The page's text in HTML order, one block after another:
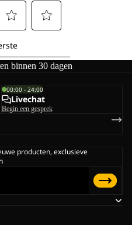
binnen 30 dagen
00:00 - 24:00
Livechat
Begin een gesprek
producten, exclusieve